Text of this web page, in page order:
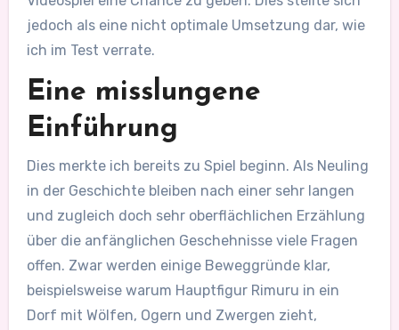
jedoch als eine nicht optimale Umsetzung dar, wie
ich im Test verrate.
Eine misslungene
Einführung
Dies merkte ich bereits zu Spiel beginn. Als Neuling
in der Geschichte bleiben nach einer sehr langen
und zugleich doch sehr oberflächlichen Erzählung
über die anfänglichen Geschehnisse viele Fragen
offen. Zwar werden einige Beweggründe klar,
beispielsweise warum Hauptfigur Rimuru in ein
Dorf mit Wölfen, Ogern und Zwergen zieht,